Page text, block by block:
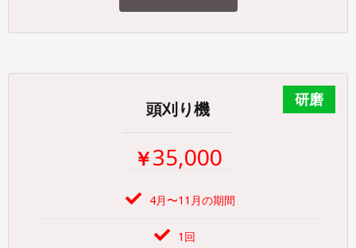
頭刈り機
￥35,000
4月〜11月の期間
1回